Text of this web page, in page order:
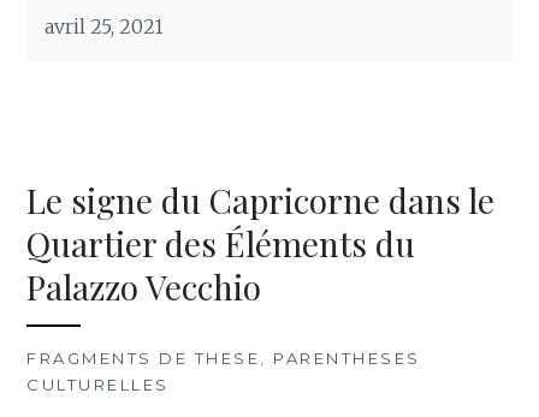
avril 25, 2021
Le signe du Capricorne dans le
Quartier des Éléments du
Palazzo Vecchio
FRAGMENTS DE THESE
PARENTHESES
CULTURELLES